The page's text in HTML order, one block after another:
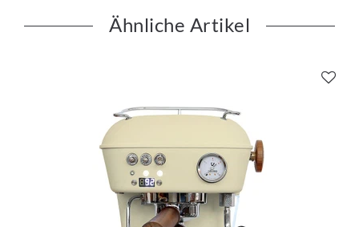
Ähnliche Artikel